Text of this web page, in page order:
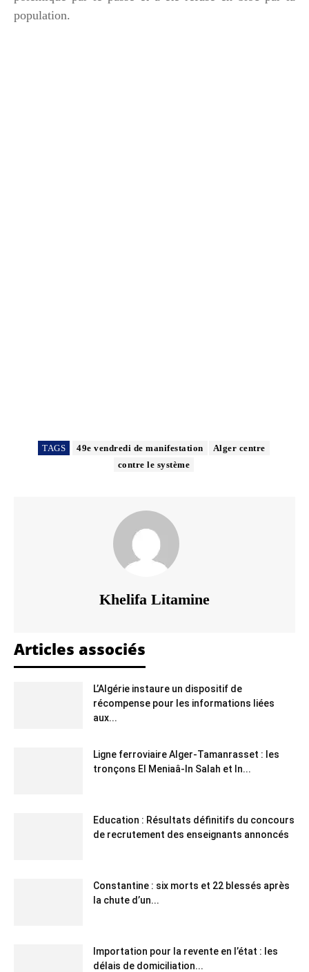
population.
TAGS 49e vendredi de manifestation
Alger centre
contre le système
Khelifa Litamine
Articles associés
L’Algérie instaure un dispositif de
récompense pour les informations liées
aux...
Ligne ferroviaire Alger-Tamanrasset : les
tronçons El Meniaâ-In Salah et In...
Education : Résultats définitifs du concours
de recrutement des enseignants annoncés
Constantine : six morts et 22 blessés après
la chute d’un...
Importation pour la revente en l’état : les
délais de domiciliation...